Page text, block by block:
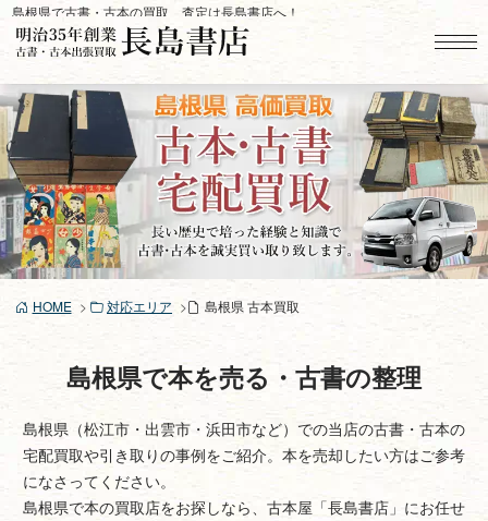
コ
ン
ツ
へ
ス
キ
ッ
プ
島根県で古書・古本の買取、査定は長島書店へ！
HOME 対応エリア 島根県 古本買取
島根県で本を売る・古書の整理
島根県（松江市・出雲市・浜田市など）での当店の古書・古本の
宅配買取や引き取りの事例をご紹介。本を売却したい方はご参考
になさってください。
島根県で本の買取店をお探しなら、古本屋「長島書店」にお任せ